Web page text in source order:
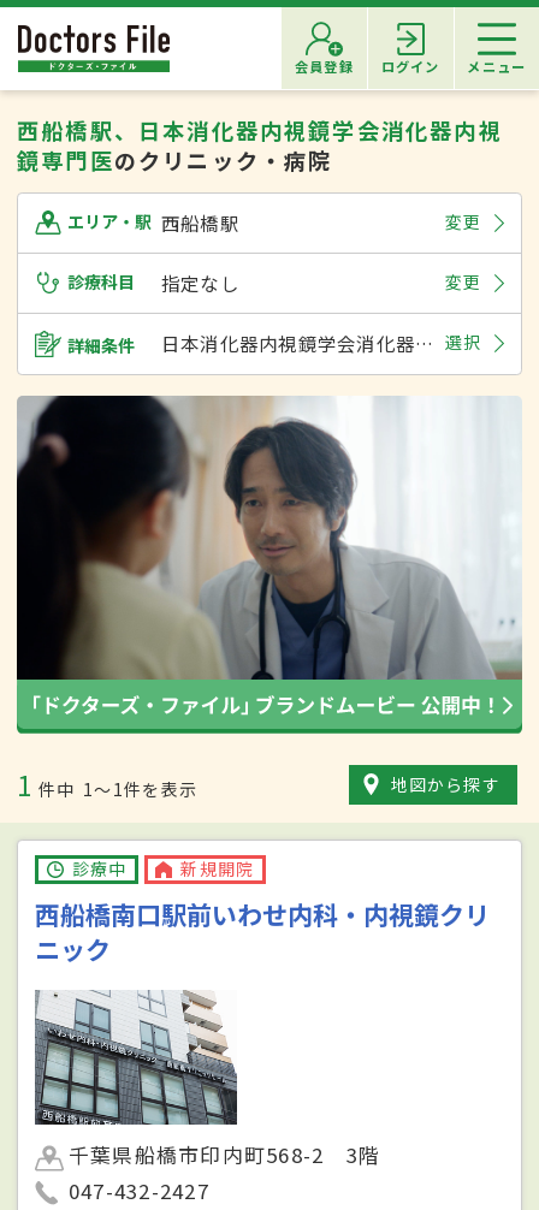
会員登録 ログイン メニュー
西船橋駅、日本消化器内視鏡学会消化器内視
鏡専門医のクリニック・病院
エリア・駅 西船橋駅 変更
診療科目 指定なし 変更
詳細条件 日本消化器内視鏡学会消化器内視鏡専門医 選択
1 件中 1〜1件を表示 地図から探す
診療中 新規開院
西船橋南口駅前いわせ内科・内視鏡クリ
ニック
千葉県船橋市印内町568-2 3階
047-432-2427